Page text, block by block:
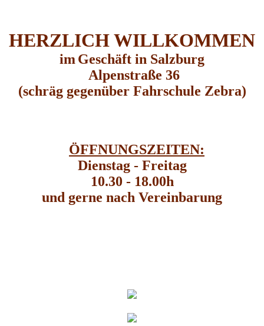
HERZLICH WILLKOMMEN
im Geschäft in Salzburg
Alpenstraße 36
(schräg gegenüber Fahrschule Zebra)
ÖFFNUNGSZEITEN:
Dienstag - Freitag
10.30 - 18.00h
und gerne nach Vereinbarung